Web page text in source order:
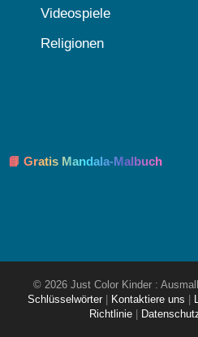
Videospiele
Religionen
📘 Gratis Mandala-Malbuch
© 2026 Just Color Kinder :
Schlüsselwörter
Kontaktiere uns
Richtlinie